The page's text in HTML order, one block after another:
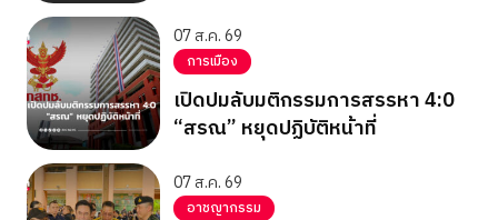
07 ส.ค. 69
การเมือง
เปิดปมลับมติกรรมการสรรหา 4:0
“สรณ” หยุดปฏิบัติหน้าที่
07 ส.ค. 69
อาชญากรรม